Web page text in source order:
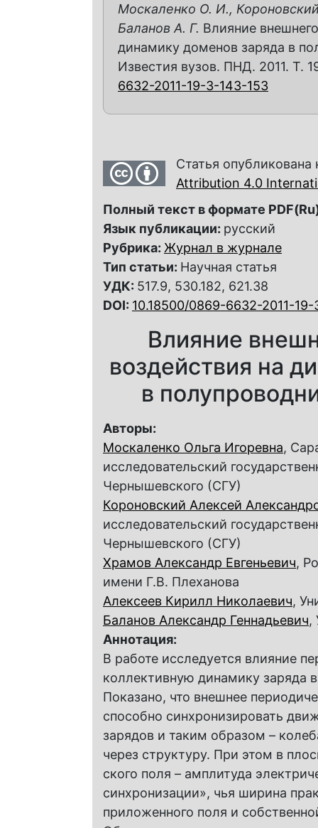
Москаленко О. И.,
Баланов А. Г. Влияние
динамику доменов заряда в
Известия вузов. ПНД. 2011. Т.
6632-2011-19-3-143-153
Статья
Attribution 4.0
Полный текст в формате
Язык публикации: русский
Рубрика: Журнал в журнале
Тип статьи: Научная статья
УДК: 517.9, 530.182, 621.38
DOI: 10.18500/0869-6632-2011-
Влияние
воздействия на
в
Авторы:
Москаленко Ольга Игоревна,
исследовательский
Чернышевского (СГУ)
Короновский Алексей
исследовательский
Чернышевского (СГУ)
Храмов Александр Евгеньевич,
имени Г.В. Плеханова
Алексеев Кирилл Николаевич,
Баланов Александр Геннадьевич,
Аннотация:
В работе исследуется влияние
коллективную динамику заряда
Показано, что внешнее
способно синхронизировать
зарядов и таким образом –
через структуру. При этом в
ского поля – амплитуда
синхронизации», чья ширина
приложенного поля и